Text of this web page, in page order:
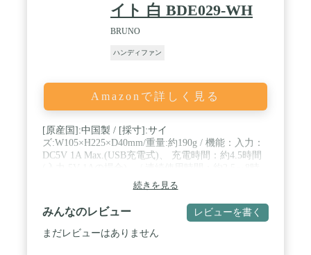
イト 白 BDE029-WH
BRUNO
ハンディファン
Amazonで詳しく見る
[原産国]:中国製 / [採寸]:サイ
ズ:W105×H225×D40mm/重量:約190g / 機能：入力：
DC5V 1A Max.(USB充電式)、 充電時間：約4.5時間
間、風量3段階切替(弱/中/強)、手持・卓上兼用型、
モバイルバッテリー(2,200mAh) / 電源：リチウムイ
オン蓄電池(充放電時間は約500回)
続きを見る
みんなのレビュー レビューを書く
まだレビューはありません